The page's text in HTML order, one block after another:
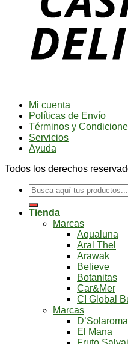
Mi cuenta
Políticas de Envío
Términos y
Servicios
Ayuda
Todos los derechos
Buscar
por:
Tienda
Marcas
Aqualuna
Aral Thel
Arawak
Believe
Botanitas
Car&Mer
CI Global
Marcas
D’Solaroma
El Mana